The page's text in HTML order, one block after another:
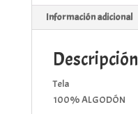
Información adicional
Descripción
Tela
100% ALGODÓN